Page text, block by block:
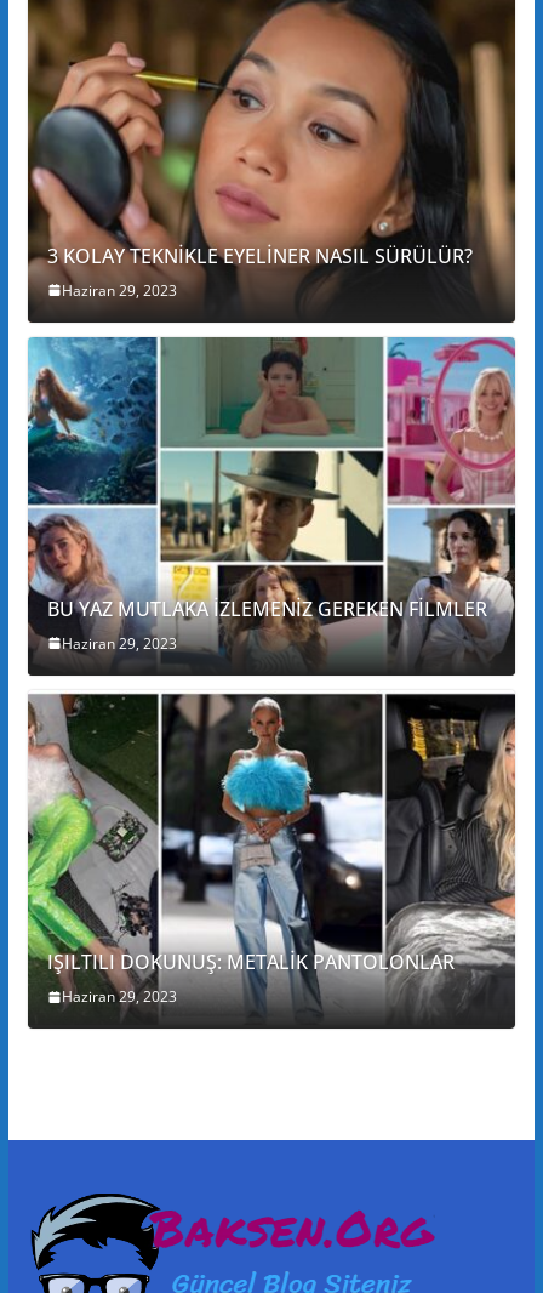
3 KOLAY TEKNİKLE EYELİNER NASIL SÜRÜLÜR?
Haziran 29, 2023
BU YAZ MUTLAKA İZLEMENİZ GEREKEN FİLMLER
Haziran 29, 2023
IŞILTILI DOKUNUŞ: METALİK PANTOLONLAR
Haziran 29, 2023